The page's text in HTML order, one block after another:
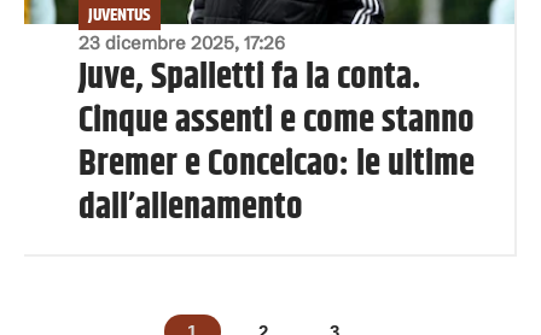
23 dicembre 2025, 17:26
JUVENTUS
Juve, Spalletti fa la conta.
Cinque assenti e come stanno
Bremer e Conceicao: le ultime
dall’allenamento